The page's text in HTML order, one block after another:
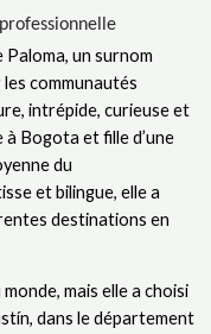
un surnom
communautés
intrépide, curieuse et
Bogota et fille d’une
du
et bilingue, elle a
destinations en
mais elle a choisi
dans le département